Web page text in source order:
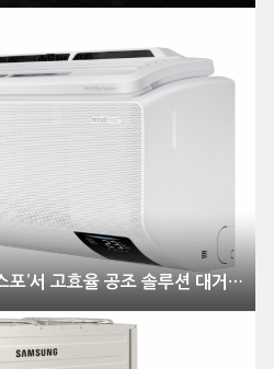
삼성전자,’2023 AHR 엑스포’서 고효율 공조 솔루션 대거 공개